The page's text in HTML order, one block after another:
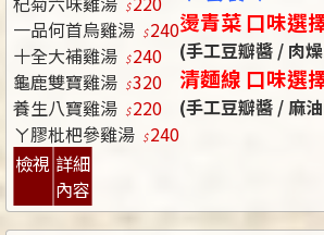
一品何首烏雞湯
240
十全大補雞湯
240
龜鹿雙寶雞湯 320
養生八寶雞湯
220
ㄚ膠枇杷參雞湯
240
檢視 詳細
內容
燙青菜 口味選
(手工豆瓣醬 / 肉
清麵線 口味選
(手工豆瓣醬 / 麻